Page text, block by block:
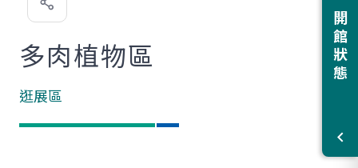
開館狀態
歡
多肉植物區
逛展區